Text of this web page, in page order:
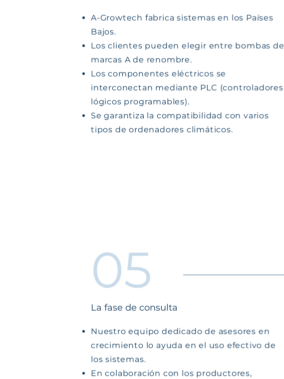
A-Growtech fabrica sistemas en los Países
Bajos.
Los clientes pueden elegir entre bombas de
marcas A de renombre.
Los componentes eléctricos se
interconectan mediante PLC (controladores
lógicos programables).
Se garantiza la compatibilidad con varios
tipos de ordenadores climáticos.
05
La fase de consulta
Nuestro equipo dedicado de asesores en
crecimiento lo ayuda en el uso efectivo de
los sistemas.
En colaboración con los productores,